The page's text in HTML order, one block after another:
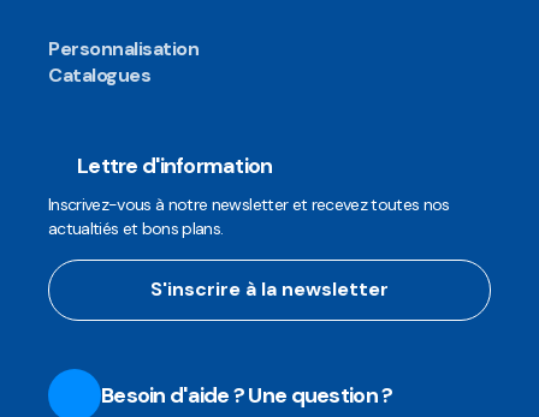
Personnalisation
Catalogues
Lettre d'information
Inscrivez-vous à notre newsletter et recevez toutes nos
actualtiés et bons plans.
S'inscrire à la newsletter
Besoin d'aide ? Une question ?